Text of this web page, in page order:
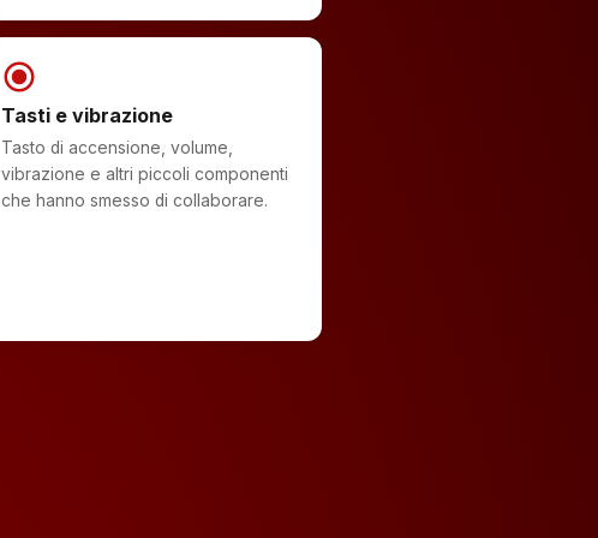
radio_button_checked
Tasti e vibrazione
Tasto di accensione, volume,
vibrazione e altri piccoli componenti
che hanno smesso di collaborare.